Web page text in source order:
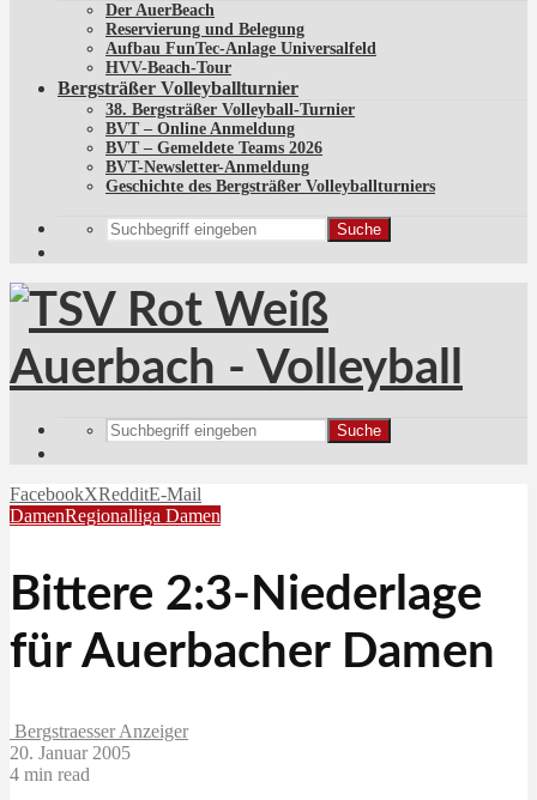
Der AuerBeach
Reservierung und Belegung
Aufbau FunTec-Anlage Universalfeld
HVV-Beach-Tour
Bergsträßer Volleyballturnier
38. Bergsträßer Volleyball-Turnier
BVT – Online Anmeldung
BVT – Gemeldete Teams 2026
BVT-Newsletter-Anmeldung
Geschichte des Bergsträßer Volleyballturniers
Suche
Suche
FacebookXRedditE-Mail
DamenRegionalliga Damen
Bittere 2:3-Niederlage
für Auerbacher Damen
Bergstraesser Anzeiger
20. Januar 2005
4 min read